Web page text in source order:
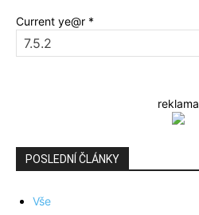
Current ye@r *
reklama
POSLEDNÍ ČLÁNKY
Vše